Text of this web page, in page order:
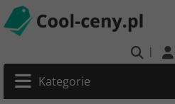
|
Kategorie